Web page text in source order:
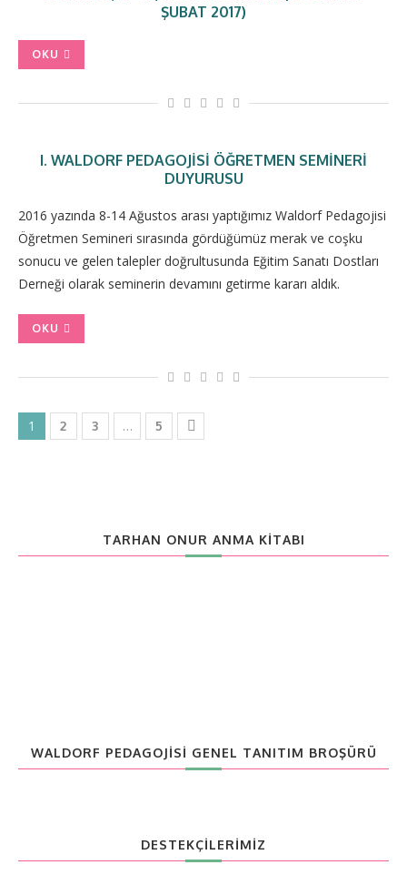
ŞUBAT 2017)
OKU
I. WALDORF PEDAGOJISI ÖĞRETMEN SEMINERI
DUYURUSU
2016 yazında 8-14 Ağustos arası yaptığımız Waldorf Pedagojisi
Öğretmen Semineri sırasında gördüğümüz merak ve coşku
sonucu ve gelen talepler doğrultusunda Eğitim Sanatı Dostları
Derneği olarak seminerin devamını getirme kararı aldık.
OKU
1 2 3 … 5
TARHAN ONUR ANMA KITABI
WALDORF PEDAGOJISI GENEL TANITIM BROŞÜRÜ
DESTEKÇİLERİMİZ